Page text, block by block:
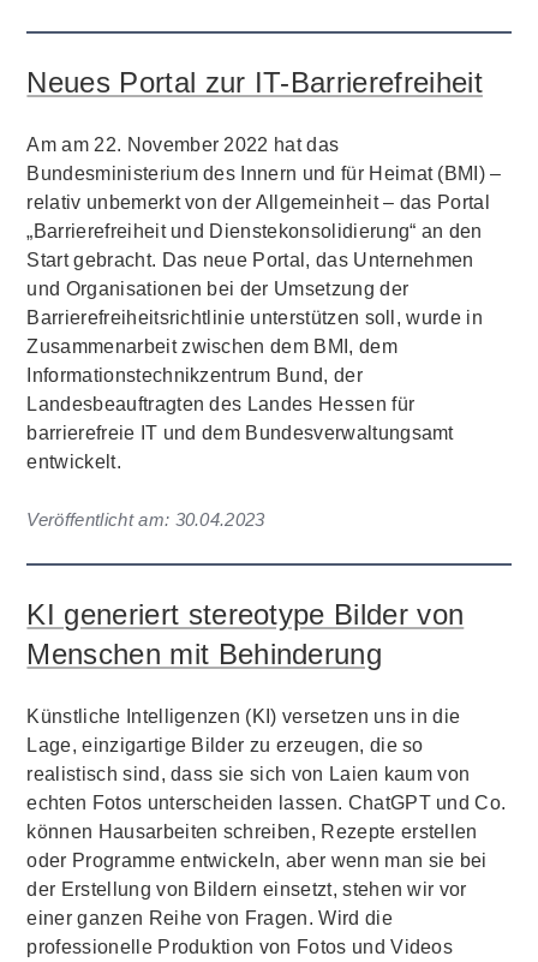
Neues Portal zur IT-Barrierefreiheit
Am am 22. November 2022 hat das
Bundesministerium des Innern und für Heimat (BMI) –
relativ unbemerkt von der Allgemeinheit – das Portal
„Barrierefreiheit und Dienstekonsolidierung“ an den
Start gebracht. Das neue Portal, das Unternehmen
und Organisationen bei der Umsetzung der
Barrierefreiheitsrichtlinie unterstützen soll, wurde in
Zusammenarbeit zwischen dem BMI, dem
Informationstechnikzentrum Bund, der
Landesbeauftragten des Landes Hessen für
barrierefreie IT und dem Bundesverwaltungsamt
entwickelt.
Veröffentlicht am: 30.04.2023
KI generiert stereotype Bilder von
Menschen mit Behinderung
Künstliche Intelligenzen (KI) versetzen uns in die
Lage, einzigartige Bilder zu erzeugen, die so
realistisch sind, dass sie sich von Laien kaum von
echten Fotos unterscheiden lassen. ChatGPT und Co.
können Hausarbeiten schreiben, Rezepte erstellen
oder Programme entwickeln, aber wenn man sie bei
der Erstellung von Bildern einsetzt, stehen wir vor
einer ganzen Reihe von Fragen. Wird die
professionelle Produktion von Fotos und Videos